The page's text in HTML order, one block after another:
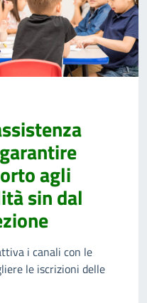
agli
sin dal
i canali con le
le iscrizioni delle